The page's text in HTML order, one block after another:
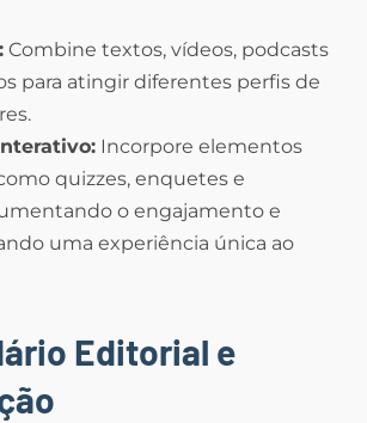
Combine textos, vídeos, podcasts
para atingir diferentes perfis de
Incorpore elementos
quizzes, enquetes e
o engajamento e
uma experiência única ao
Editorial e